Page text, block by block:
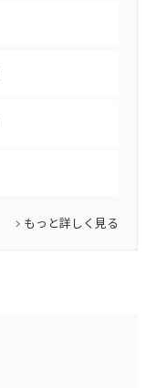
もっと詳しく見る